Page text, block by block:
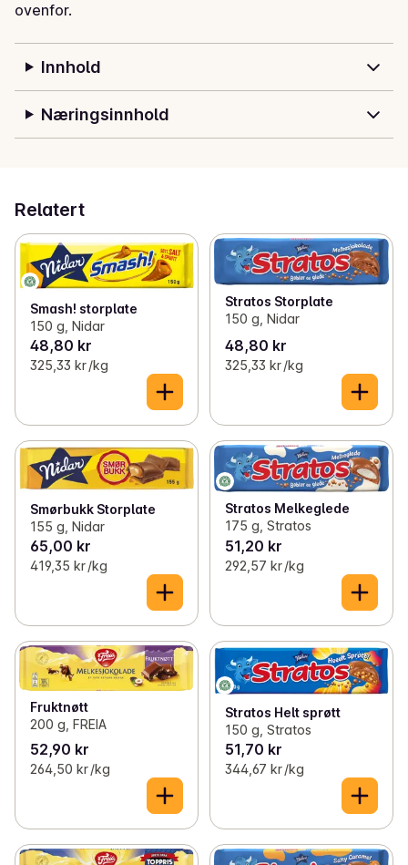
ovenfor.
Innhold
Næringsinnhold
Relatert
Smash! storplate
150 g, Nidar
48,80 kr
325,33 kr /kg
Stratos Storplate
150 g, Nidar
48,80 kr
325,33 kr /kg
Smørbukk Storplate
155 g, Nidar
65,00 kr
419,35 kr /kg
Stratos Melkeglede
175 g, Stratos
51,20 kr
292,57 kr /kg
Fruktnøtt
200 g, FREIA
52,90 kr
264,50 kr /kg
Stratos Helt sprøtt
150 g, Stratos
51,70 kr
344,67 kr /kg